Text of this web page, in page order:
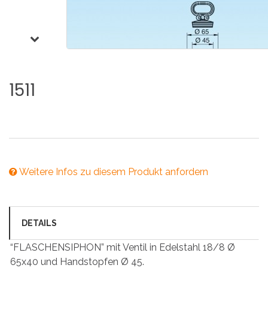
1511
Weitere Infos zu diesem Produkt anfordern
DETAILS
“FLASCHENSIPHON” mit Ventil in Edelstahl 18/8 Ø
65x40 und Handstopfen Ø 45.